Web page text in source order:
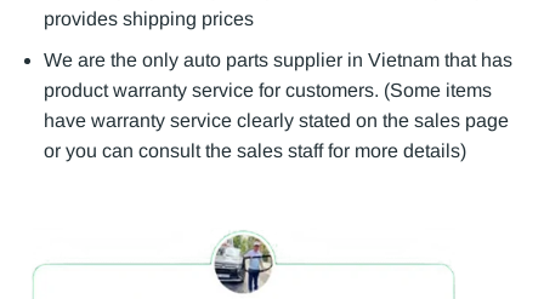
provides shipping prices
We are the only auto parts supplier in Vietnam that has
product warranty service for customers. (Some items
have warranty service clearly stated on the sales page
or you can consult the sales staff for more details)